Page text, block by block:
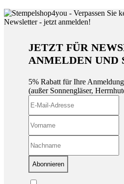
JETZT FÜR
ANMELDEN UND
5% Rabatt für Ihre
(außer Sonnengläser,
Abonnieren